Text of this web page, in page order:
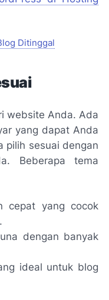
Ditinggal
website Anda. Ada
yang dapat Anda
pilih sesuai dengan
Beberapa tema
cepat yang cocok
dengan banyak
ideal untuk blog